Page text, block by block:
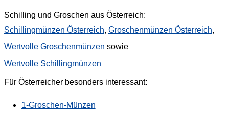
Schilling und Groschen aus Österreich:
Schillingmünzen Österreich, Groschenmünzen Österreich,
Wertvolle Groschenmünzen sowie
Wertvolle Schillingmünzen
Für Österreicher besonders interessant:
1-Groschen-Münzen